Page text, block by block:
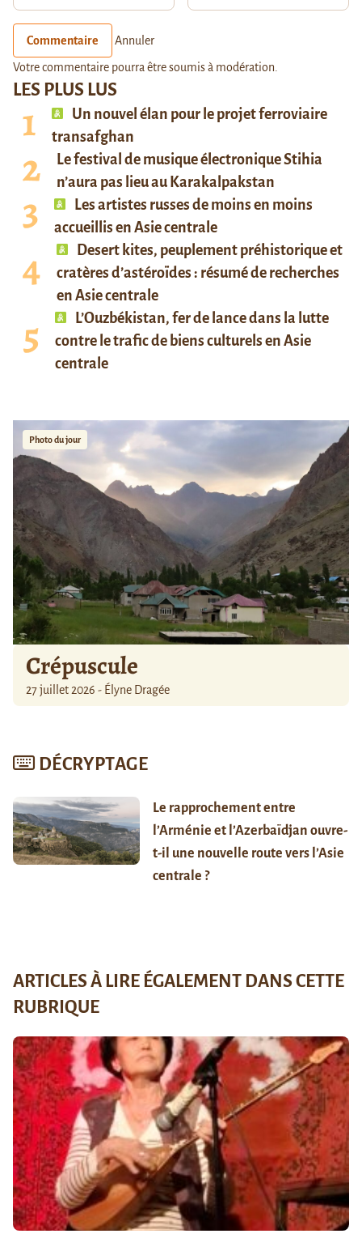
LES PLUS LUS
Un nouvel élan pour le projet ferroviaire
transafghan
Le festival de musique électronique Stihia
n’aura pas lieu au Karakalpakstan
Les artistes russes de moins en moins
accueillis en Asie centrale
Desert kites, peuplement préhistorique et
cratères d’astéroïdes : résumé de recherches
en Asie centrale
L’Ouzbékistan, fer de lance dans la lutte
contre le trafic de biens culturels en Asie
centrale
Photo du jour
Crépuscule
27 juillet 2026 - Élyne Dragée
DÉCRYPTAGE
Le rapprochement entre
l’Arménie et l’Azerbaïdjan ouvre-
t-il une nouvelle route vers l’Asie
centrale ?
Commentaire Annuler
Votre commentaire pourra être soumis à modération.
ARTICLES À LIRE ÉGALEMENT DANS CETTE
RUBRIQUE